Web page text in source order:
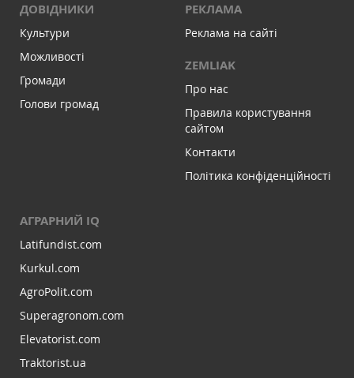
ДОВІДНИКИ
Культури
Можливості
Громади
Голови громад
РЕКЛАМА
Реклама на сайті
ZEMLIAK
Про нас
Правила користування
сайтом
Контакти
Політика конфіденційності
АГРАРНИЙ IQ
Latifundist.com
Kurkul.com
AgroPolit.com
Superagronom.com
Elevatorist.com
Traktorist.ua